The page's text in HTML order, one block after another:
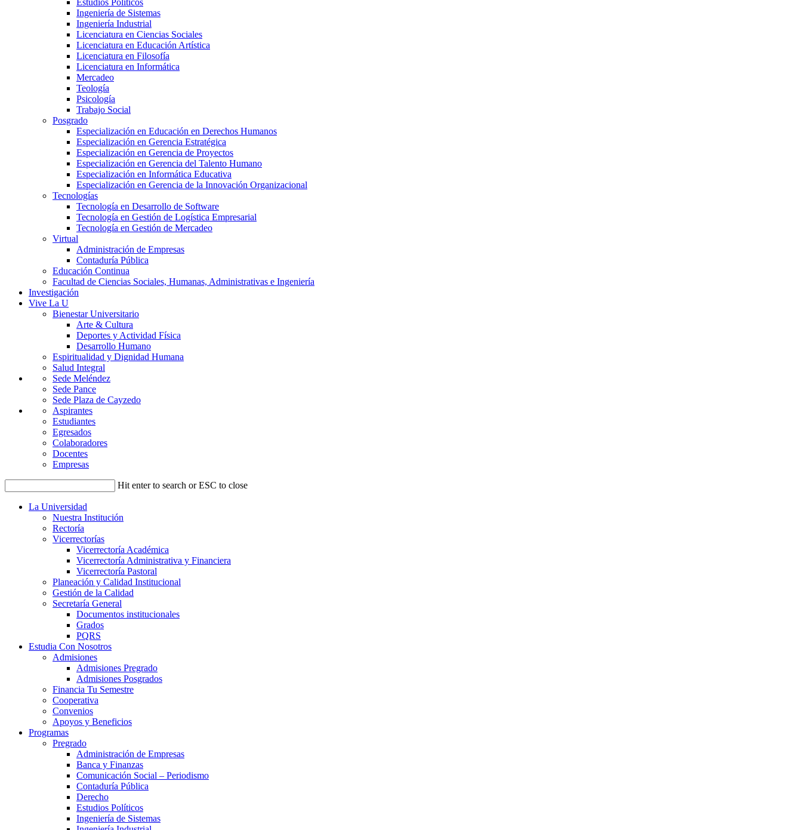
Estudios Políticos
Ingeniería de Sistemas
Ingeniería Industrial
Licenciatura en Ciencias Sociales
Licenciatura en Educación Artística
Licenciatura en Filosofía
Licenciatura en Informática
Mercadeo
Teología
Psicología
Trabajo Social
Posgrado
Especialización en Educación en Derechos Humanos
Especialización en Gerencia Estratégica
Especialización en Gerencia de Proyectos
Especialización en Gerencia del Talento Humano
Especialización en Informática Educativa
Especialización en Gerencia de la Innovación Organizacional
Tecnologías
Tecnología en Desarrollo de Software
Tecnología en Gestión de Logística Empresarial
Tecnología en Gestión de Mercadeo
Virtual
Administración de Empresas
Contaduría Pública
Educación Continua
Facultad de Ciencias Sociales, Humanas, Administrativas e Ingeniería
Investigación
Vive La U
Bienestar Universitario
Arte & Cultura
Deportes y Actividad Física
Desarrollo Humano
Espiritualidad y Dignidad Humana
Salud Integral
Sede Meléndez
Sede Pance
Sede Plaza de Cayzedo
Aspirantes
Estudiantes
Egresados
Colaboradores
Docentes
Empresas
Hit enter to search or ESC to close
La Universidad
Nuestra Institución
Rectoría
Vicerrectorías
Vicerrectoría Académica
Vicerrectoría Administrativa y Financiera
Vicerrectoría Pastoral
Planeación y Calidad Institucional
Gestión de la Calidad
Secretaría General
Documentos institucionales
Grados
PQRS
Estudia Con Nosotros
Admisiones
Admisiones Pregrado
Admisiones Posgrados
Financia Tu Semestre
Cooperativa
Convenios
Apoyos y Beneficios
Programas
Pregrado
Administración de Empresas
Banca y Finanzas
Comunicación Social – Periodismo
Contaduría Pública
Derecho
Estudios Políticos
Ingeniería de Sistemas